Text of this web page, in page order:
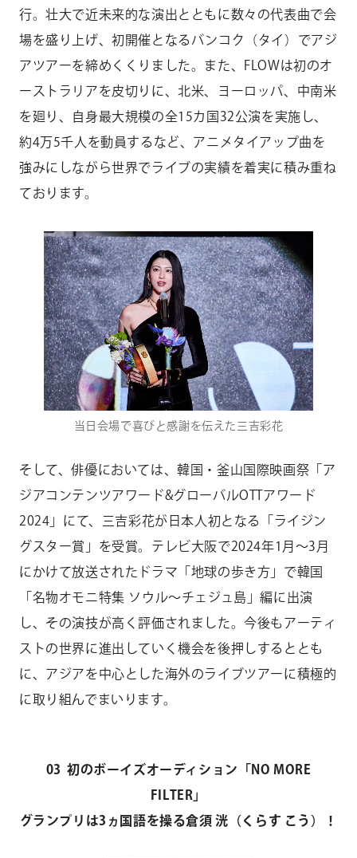
行。壮大で近未来的な演出とともに数々の代表曲で会
場を盛り上げ、初開催となるバンコク（タイ）でアジ
アツアーを締めくくりました。また、FLOWは初のオ
ーストラリアを皮切りに、北米、ヨーロッパ、中南米
を廻り、自身最大規模の全15カ国32公演を実施し、
約4万5千人を動員するなど、アニメタイアップ曲を
強みにしながら世界でライブの実績を着実に積み重ね
ております。
当日会場で喜びと感謝を伝えた三吉彩花
そして、俳優においては、韓国・釜山国際映画祭「ア
ジアコンテンツアワード&グローバルOTTアワード
2024」にて、三吉彩花が日本人初となる「ライジン
グスター賞」を受賞。テレビ大阪で2024年1月～3月
にかけて放送されたドラマ「地球の歩き方」で韓国
「名物オモニ特集 ソウル～チェジュ島」編に出演
し、その演技が高く評価されました。今後もアーティ
ストの世界に進出していく機会を後押しするととも
に、アジアを中心とした海外のライブツアーに積極的
に取り組んでまいります。
03 初のボーイズオーディション「NO MORE
FILTER」
グランプリは3ヵ国語を操る倉須 洸（くらす こう）！